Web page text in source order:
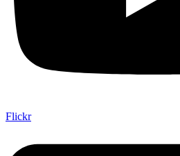
Flickr